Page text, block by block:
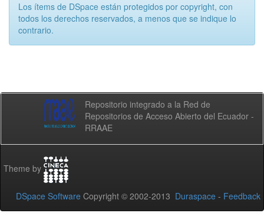
Los ítems de DSpace están protegidos por copyright, con
todos los derechos reservados, a menos que se indique lo
contrario.
Repositorio integrado a la Red de
Repositorios de Acceso Abierto del Ecuador -
RRAAE
Theme by
DSpace Software Copyright © 2002-2013 Duraspace - Feedback